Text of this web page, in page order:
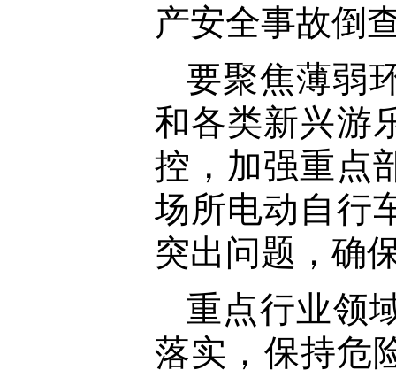
产安全事故倒
要聚焦薄弱
和各类新兴游
控，加强重点
场所电动自行
突出问题，确
重点行业领
落实，保持危